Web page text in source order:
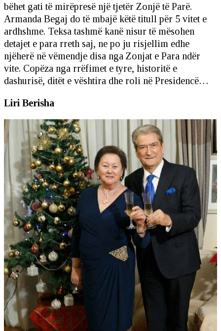
bëhet gati të mirëpresë një tjetër Zonjë të Parë.
Armanda Begaj do të mbajë këtë titull për 5 vitet e
ardhshme. Teksa tashmë kanë nisur të mësohen
detajet e para rreth saj, ne po ju risjellim edhe
njëherë në vëmendje disa nga Zonjat e Para ndër
vite. Copëza nga rrëfimet e tyre, historitë e
dashurisë, ditët e vështira dhe roli në Presidencë…
Liri Berisha